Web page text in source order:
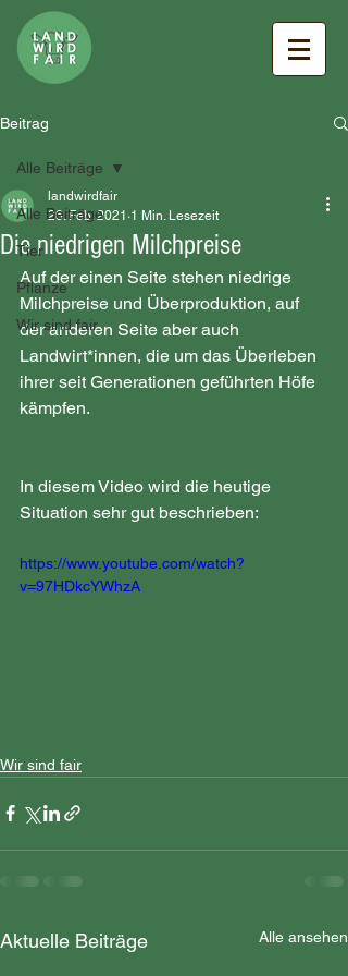
Beitrag
Alle Beiträge
Tier
Pflanze
Wir sind fair
Alle Beiträge
Die niedrigen Milchpreise
landwirdfair
26. Feb. 2021 1 Min. Lesezeit
Auf der einen Seite stehen niedrige
Milchpreise und Überproduktion, auf
der anderen Seite aber auch
Landwirt*innen, die um das Überleben
ihrer seit Generationen geführten Höfe
kämpfen.
In diesem Video wird die heutige
Situation sehr gut beschrieben:
https://www.youtube.com/watch?
v=97HDkcYWhzA
Wir sind fair
Aktuelle Beiträge Alle ansehen